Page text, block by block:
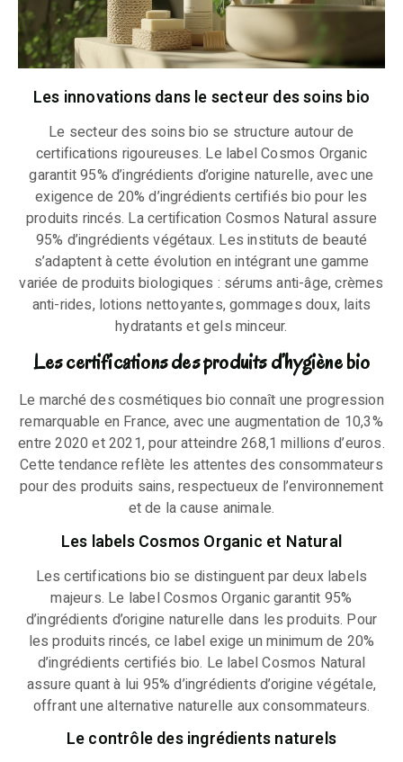
Les innovations dans le secteur des soins bio
Le secteur des soins bio se structure autour de
certifications rigoureuses. Le label Cosmos Organic
garantit 95% d’ingrédients d’origine naturelle, avec une
exigence de 20% d’ingrédients certifiés bio pour les
produits rincés. La certification Cosmos Natural assure
95% d’ingrédients végétaux. Les instituts de beauté
s’adaptent à cette évolution en intégrant une gamme
variée de produits biologiques : sérums anti-âge, crèmes
anti-rides, lotions nettoyantes, gommages doux, laits
hydratants et gels minceur.
Les certifications des produits d’hygiène bio
Le marché des cosmétiques bio connaît une progression
remarquable en France, avec une augmentation de 10,3%
entre 2020 et 2021, pour atteindre 268,1 millions d’euros.
Cette tendance reflète les attentes des consommateurs
pour des produits sains, respectueux de l’environnement
et de la cause animale.
Les labels Cosmos Organic et Natural
Les certifications bio se distinguent par deux labels
majeurs. Le label Cosmos Organic garantit 95%
d’ingrédients d’origine naturelle dans les produits. Pour
les produits rincés, ce label exige un minimum de 20%
d’ingrédients certifiés bio. Le label Cosmos Natural
assure quant à lui 95% d’ingrédients d’origine végétale,
offrant une alternative naturelle aux consommateurs.
Le contrôle des ingrédients naturels